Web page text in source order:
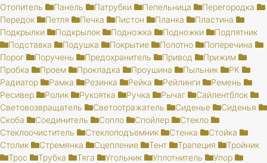
Отопитель
Панель Патрубки Пепельница
Перегородка
Передок
Петля Печка Пистон Планка
Пластина
Подкрылки
Подкрылок Подножка Подножки
Подпятник
Подставка
Подушка Покрытие Полотно
Поперечина
Порог
Поручень Предохранитель Привод
Прижим
Пробка
Проем Прокладка Проушина Пыльник
РК
Радиатор
Рамка Резинка Рейка Рейлинги
Ремень
Ресивер
Ролик Рукоятка Ручка Рычаг
Сайлентблок
Световозвращатель
Светоотражатель Сиденье
Сиденья
Скоба
Соединитель Сопло Спойлер
Стекло
Стеклоочиститель
Стеклоподъемник Стенка
Стойка
Столик
Стремянка Сцепление Тент Трапеция
Тройник
Трос
Трубка Тяга Угольник Уплотнитель
Упор